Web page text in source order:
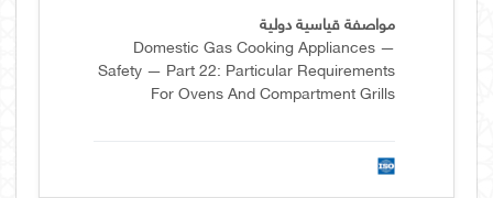
مواصفة قياسية دولية
Domestic Gas Cooking Appliances —
Safety — Part 22: Particular Requirements
For Ovens And Compartment Grills